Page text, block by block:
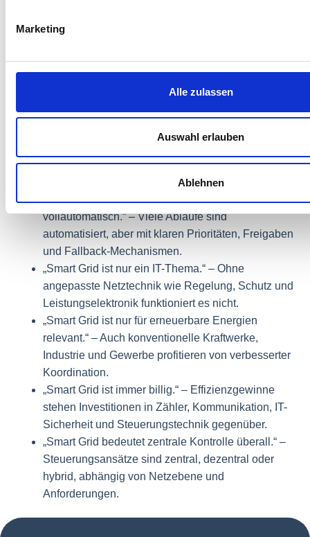
Marketing
Alle zulassen
Auswahl erlauben
Ablehnen
Häufige
Es reduziert Risiken, ersetzt jedoch nicht Wartung,
Redundanz und den notwendigen Netzausbau.
„Alle Prozesse laufen in Echtzeit und
vollautomatisch.“ – Viele Abläufe sind
automatisiert, aber mit klaren Prioritäten, Freigaben
und Fallback-Mechanismen.
„Smart Grid ist nur ein IT-Thema.“ – Ohne
angepasste Netztechnik wie Regelung, Schutz und
Leistungselektronik funktioniert es nicht.
„Smart Grid ist nur für erneuerbare Energien
relevant.“ – Auch konventionelle Kraftwerke,
Industrie und Gewerbe profitieren von verbesserter
Koordination.
„Smart Grid ist immer billig.“ – Effizienzgewinne
stehen Investitionen in Zähler, Kommunikation, IT-
Sicherheit und Steuerungstechnik gegenüber.
„Smart Grid bedeutet zentrale Kontrolle überall.“ –
Steuerungsansätze sind zentral, dezentral oder
hybrid, abhängig von Netzebene und
Anforderungen.